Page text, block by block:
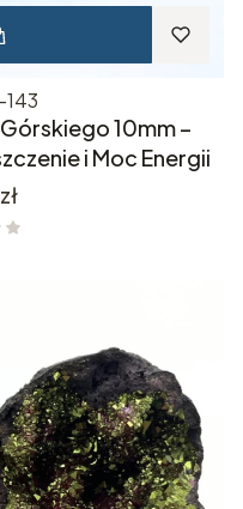
143
10mm –
i Moc Energii